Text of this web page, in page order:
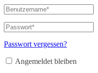
Benutzername
oder
E-
Mail-
Adresse*
Passwort*
Erforderlich
Passwort vergessen?
Angemeldet bleiben